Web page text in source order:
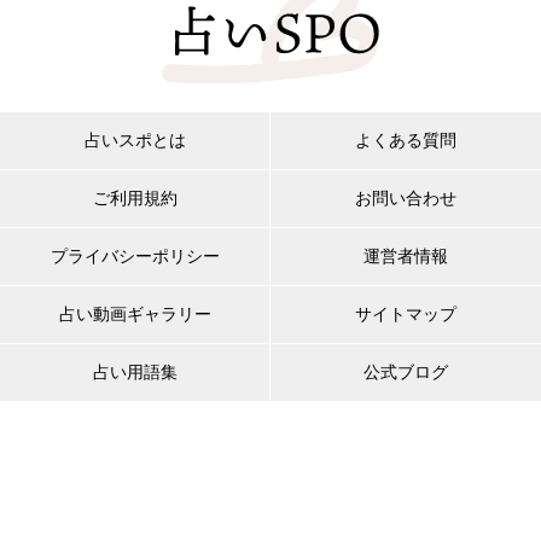
占いスポとは
ご利用規約
プライバシーポリシー
占い動画ギャラリー
占い用語集
よくある質問
お問い合わせ
運営者情報
サイトマップ
公式ブログ